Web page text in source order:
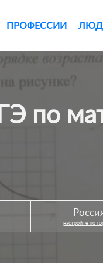
ПРОФЕССИИ
по
настройте по